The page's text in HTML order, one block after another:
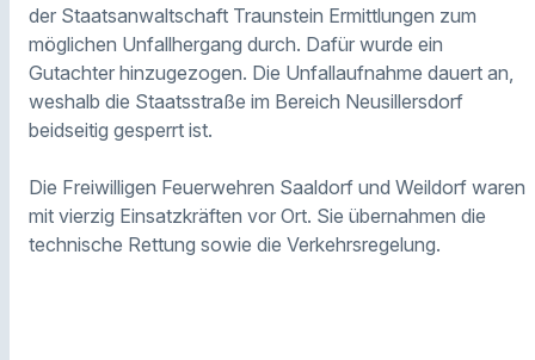
der Staatsanwaltschaft Traunstein Ermittlungen zum
möglichen Unfallhergang durch. Dafür wurde ein
Gutachter hinzugezogen. Die Unfallaufnahme dauert an,
weshalb die Staatsstraße im Bereich Neusillersdorf
beidseitig gesperrt ist.
Die Freiwilligen Feuerwehren Saaldorf und Weildorf waren
mit vierzig Einsatzkräften vor Ort. Sie übernahmen die
technische Rettung sowie die Verkehrsregelung.